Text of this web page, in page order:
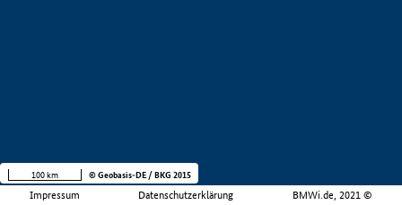
Impressum Datenschutzerklärung BMWi.de, 2021 ©
100 km © Geobasis-DE / BKG 2015